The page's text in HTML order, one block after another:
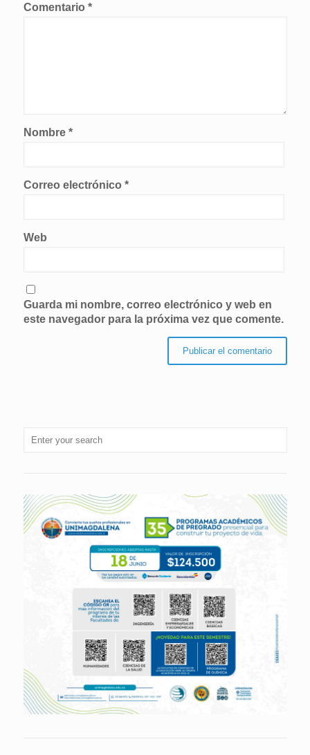
Comentario *
Nombre *
Correo electrónico *
Web
Guarda mi nombre, correo electrónico y web en
este navegador para la próxima vez que comente.